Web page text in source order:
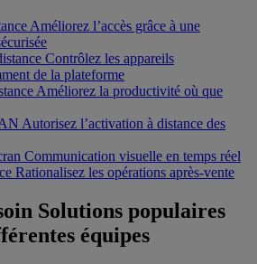
Améliorez l’accès grâce à une
Contrôlez les appareils
de la plateforme
Améliorez la productivité où que
Autorisez l’activation à distance des
Communication visuelle en temps réel
Rationalisez les opérations après-vente
Solutions populaires
équipes